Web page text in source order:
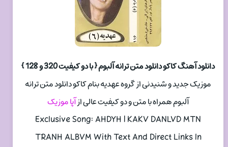
دانلود آهنگ کاکو دانلود متن ترانه آلبوم { با دو کیفیت 320 و 128 }
موزیک جدید و شنیدنی از گروه عهدیه بنام کاکو دانلود متن ترانه
آلبوم همراه با متن و دو کیفیت عالی ازآپا موزیک
Exclusive Song: AHDYH | KAKV DANLVD MTN
TRANH ALBVM With Text And Direct Links In